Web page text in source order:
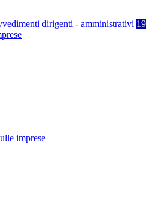
dirigenti - amministrativi 19
imprese